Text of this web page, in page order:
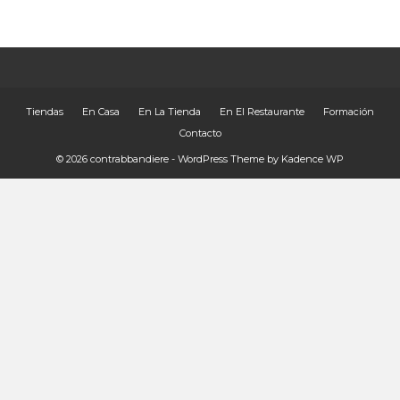
Tiendas En Casa En La Tienda En El Restaurante
Formación
Contacto
© 2026 contrabbandiere - WordPress Theme by Kadence WP